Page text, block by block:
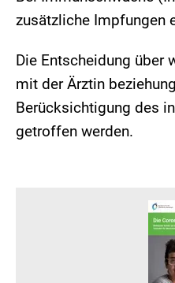
zusätzliche Impfungen
Die Entscheidung über
mit der Ärztin
Berücksichtigung des
getroffen werden.